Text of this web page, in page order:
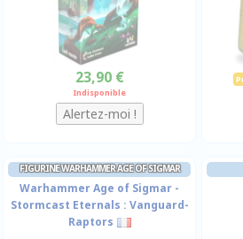
23,90 €
Indisponible
FIGURINE WARHAMMER AGE OF SIGMAR
Warhammer Age of Sigmar -
Stormcast Eternals : Vanguard-
Raptors